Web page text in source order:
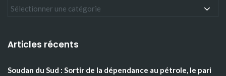
Articles récents
Soudan du Sud : Sortir de la dépendance au pétrole, le pari